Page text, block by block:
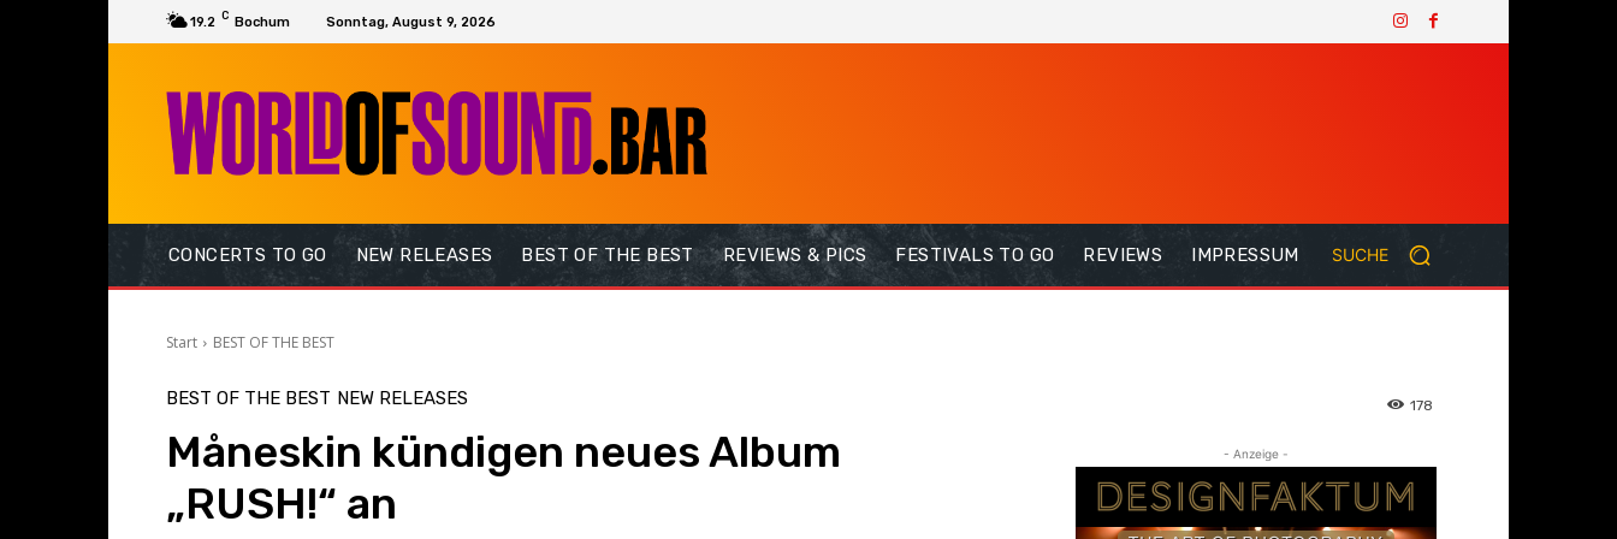
19.2 C Bochum Sonntag, August 9, 2026
CONCERTS TO GO NEW RELEASES BEST OF THE BEST REVIEWS & PICS FESTIVALS TO GO REVIEWS IMPRESSUM SUCHE
Start BEST OF THE BEST
BEST OF THE BEST NEW RELEASES
Måneskin kündigen neues Album
„RUSH!“ an
178
- Anzeige -